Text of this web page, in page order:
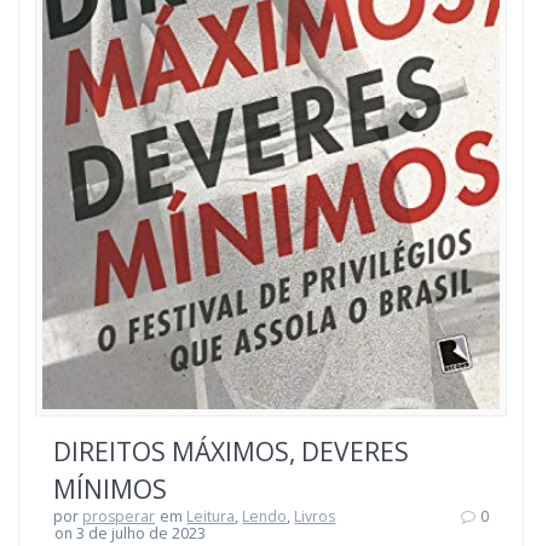
DIREITOS MÁXIMOS, DEVERES
MÍNIMOS
por prosperar em Leitura, Lendo, Livros
on 3 de julho de 2023
0